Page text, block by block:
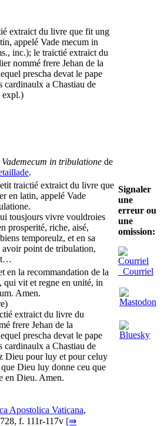
extraict du livre que fit ung
appelé Vade mecum in
inc.); le traictié extraict du
nommé frere Jehan de la
prescha devat le pape
cardinaulx a Chastiau de
expl.)
Vademecum in tribulatione de
.
traictié extraict du livre que
en latin, appelé Vade
tousjours vivre vouldroies
prosperité, riche, aisé,
temporeulz, et en sa
avoir point de tribulation,
en la recommandation de la
qui vit et regne en unité, in
Amen.
extraict du livre du
frere Jehan de la
prescha devat le pape
cardinaulx a Chastiau de
Dieu pour luy et pour celuy
Dieu luy donne ceu que
en Dieu. Amen.
Apostolica Vaticana,
f. 111r-117v [⇛
Signaler
une
erreur ou
une
omission:
Courriel